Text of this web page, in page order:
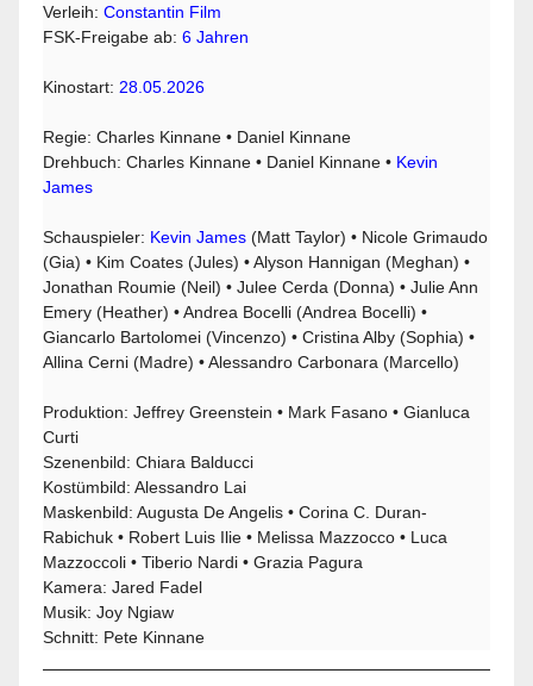
Verleih:Constantin Film
FSK-Freigabe ab:6 Jahren
Kinostart: 28.05.2026
Regie: Charles Kinnane • Daniel Kinnane
Drehbuch: Charles Kinnane • Daniel Kinnane • Kevin
James
Schauspieler: Kevin James (Matt Taylor) • Nicole Grimaudo
(Gia) • Kim Coates (Jules) • Alyson Hannigan (Meghan) •
Jonathan Roumie (Neil) • Julee Cerda (Donna) • Julie Ann
Emery (Heather) • Andrea Bocelli (Andrea Bocelli) •
Giancarlo Bartolomei (Vincenzo) • Cristina Alby (Sophia) •
Allina Cerni (Madre) • Alessandro Carbonara (Marcello)
Produktion: Jeffrey Greenstein • Mark Fasano • Gianluca
Curti
Szenenbild: Chiara Balducci
Kostümbild: Alessandro Lai
Maskenbild: Augusta De Angelis • Corina C. Duran-
Rabichuk • Robert Luis Ilie • Melissa Mazzocco • Luca
Mazzoccoli • Tiberio Nardi • Grazia Pagura
Kamera: Jared Fadel
Musik: Joy Ngiaw
Schnitt: Pete Kinnane